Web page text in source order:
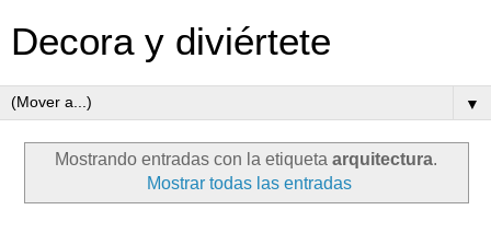
Decora y diviértete
▼
Mostrando entradas con la etiqueta arquitectura.
Mostrar todas las entradas